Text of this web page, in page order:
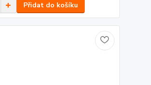
Přidat do košíku